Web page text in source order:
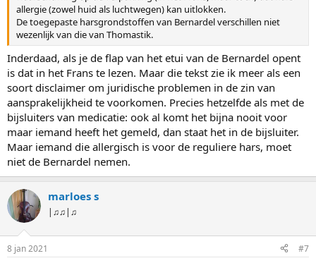
allergie (zowel huid als luchtwegen) kan uitlokken.
De toegepaste harsgrondstoffen van Bernardel verschillen niet
wezenlijk van die van Thomastik.
Inderdaad, als je de flap van het etui van de Bernardel opent
is dat in het Frans te lezen. Maar die tekst zie ik meer als een
soort disclaimer om juridische problemen in de zin van
aansprakelijkheid te voorkomen. Precies hetzelfde als met de
bijsluiters van medicatie: ook al komt het bijna nooit voor
maar iemand heeft het gemeld, dan staat het in de bijsluiter.
Maar iemand die allergisch is voor de reguliere hars, moet
niet de Bernardel nemen.
marloes s
|♫♫|♫
8 jan 2021 #7